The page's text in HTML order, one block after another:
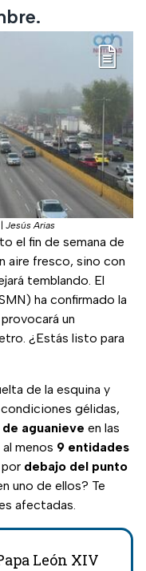
Jesús Arias
el fin de semana de
aire fresco, sino con
temblando. El
ha confirmado la
un
¿Estás listo para
de la esquina y
gélidas,
aguanieve en las
menos 9 entidades
debajo del punto
uno de ellos? Te
afectadas.
León XIV